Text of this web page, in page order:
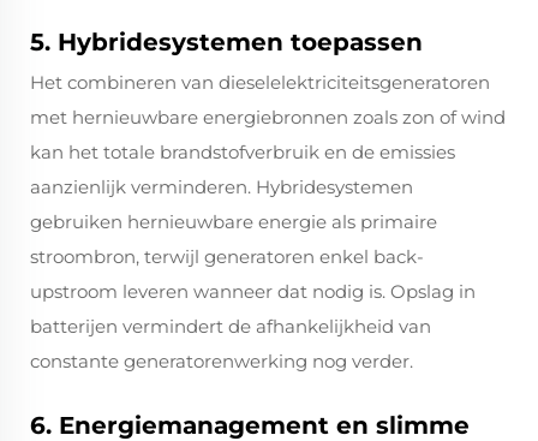
5. Hybridesystemen toepassen
Het combineren van dieselelektriciteitsgeneratoren
met hernieuwbare energiebronnen zoals zon of wind
kan het totale brandstofverbruik en de emissies
aanzienlijk verminderen. Hybridesystemen
gebruiken hernieuwbare energie als primaire
stroombron, terwijl generatoren enkel back-
upstroom leveren wanneer dat nodig is. Opslag in
batterijen vermindert de afhankelijkheid van
constante generatorenwerking nog verder.
6. Energiemanagement en slimme